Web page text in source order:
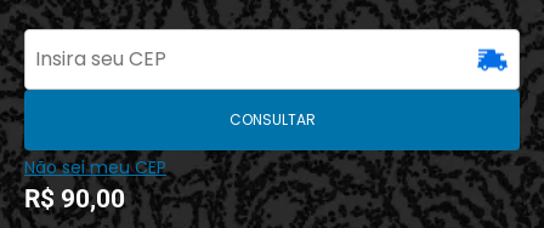
CONSULTAR
Não sei meu CEP
R$ 90,00